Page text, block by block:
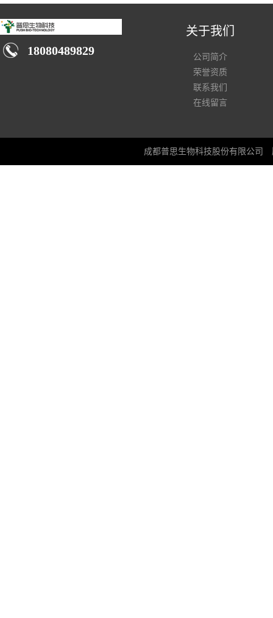
18080489829
关于我们
公司简介
荣誉资质
联系我们
在线留言
成都普思生物科技股份有限公司